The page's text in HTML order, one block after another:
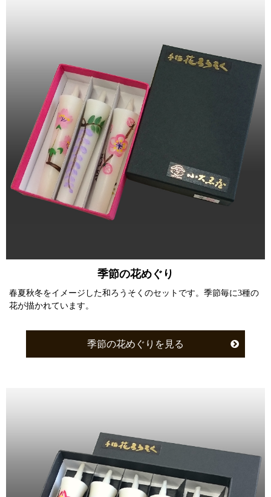
季節の花めぐり
春夏秋冬をイメージした和ろうそくのセットです。季節毎に3種の
花が描かれています。
季節の花めぐりを見る